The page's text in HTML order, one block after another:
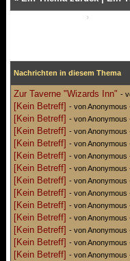
›
Nachrichten in diesem Thema
Zur Taverne "Wizards Inn" -
[Kein Betreff] - von Anonymous
[Kein Betreff] - von Anonymous
[Kein Betreff] - von Anonymous
[Kein Betreff] - von Anonymous
[Kein Betreff] - von Anonymous
[Kein Betreff] - von Anonymous
[Kein Betreff] - von Anonymous
[Kein Betreff] - von Anonymous
[Kein Betreff] - von Anonymous
[Kein Betreff] - von Anonymous
[Kein Betreff] - von Anonymous
[Kein Betreff] - von Anonymous
[Kein Betreff] - von Anonymous